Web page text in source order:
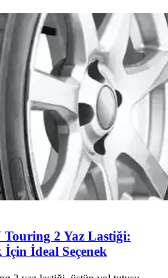
2 Yaz Lastiği:
İdeal Seçenek